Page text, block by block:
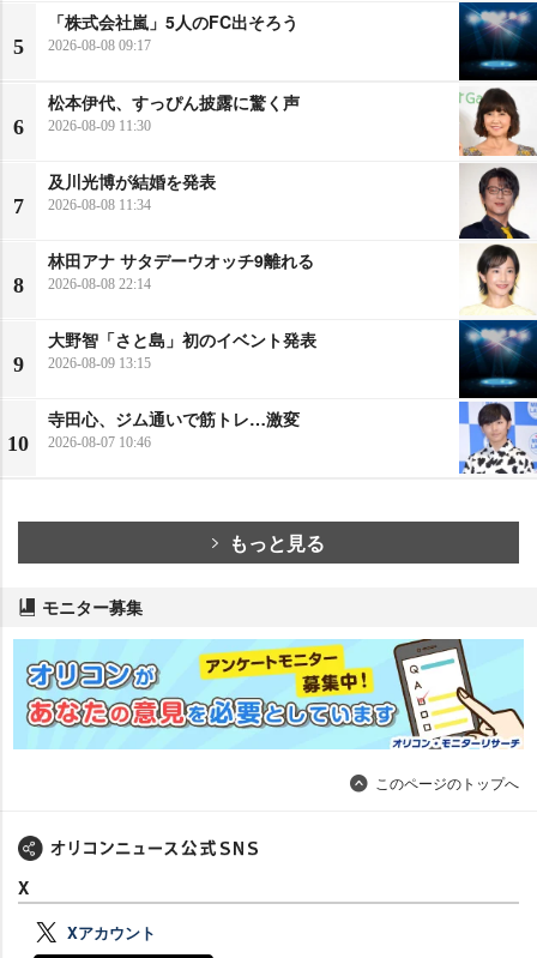
5
「株式会社嵐」5人のFC出そろう
2026-08-08 09:17
6
松本伊代、すっぴん披露に驚く声
2026-08-09 11:30
7
及川光博が結婚を発表
2026-08-08 11:34
8
林田アナ サタデーウオッチ9離れる
2026-08-08 22:14
9
大野智「さと島」初のイベント発表
2026-08-09 13:15
10
寺田心、ジム通いで筋トレ…激変
2026-08-07 10:46
もっと見る
モニター募集
このページのトップへ
X
Xアカウント